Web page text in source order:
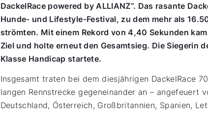
DackelRace powered by ALLIANZ“. Das rasante
Hunde- und Lifestyle-Festival, zu dem mehr als
strömten. Mit einem Rekord von 4,40 Sekunden
Ziel und holte erneut den Gesamtsieg. Die Siegerin
Klasse Handicap startete.
Insgesamt traten bei dem diesjährigen DackelRace
langen Rennstrecke gegeneinander an – angefeuert
Deutschland, Österreich, Großbritannien, Spanien,